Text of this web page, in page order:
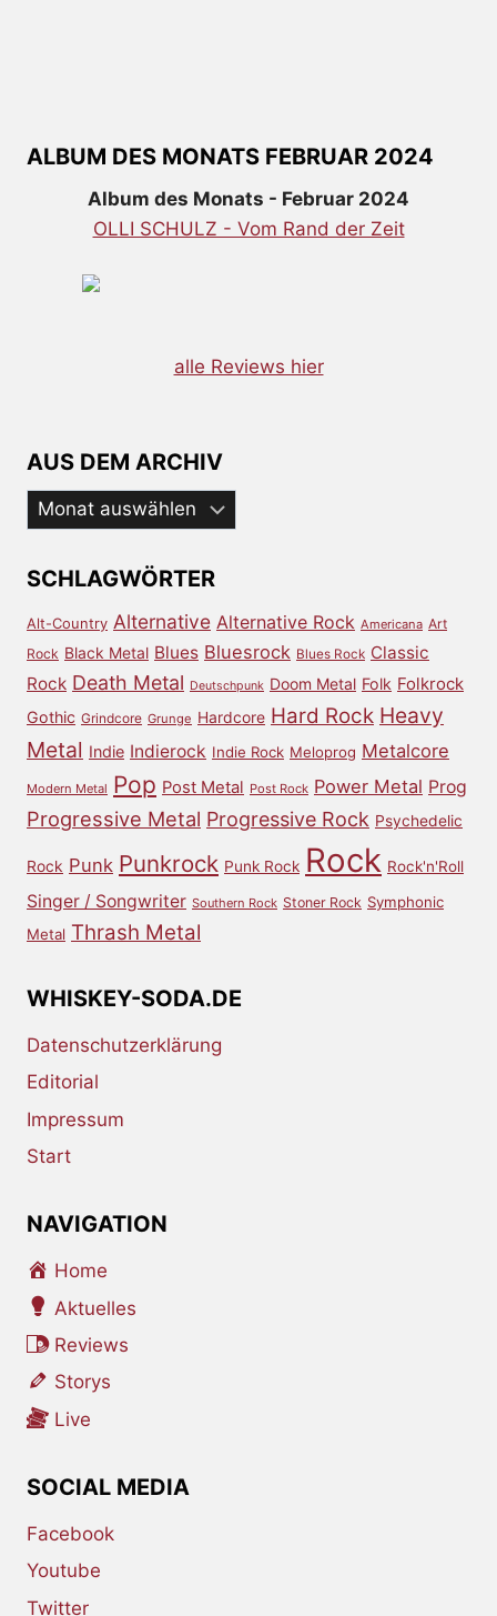
ALBUM DES MONATS FEBRUAR 2024
Album des Monats - Februar 2024
OLLI SCHULZ - Vom Rand der Zeit
alle Reviews hier
AUS DEM ARCHIV
Aus
dem
SCHLAGWÖRTER
Alt-Country Alternative Alternative Rock Americana Art
Rock Black Metal Blues Bluesrock Blues Rock Classic
Rock Death Metal Deutschpunk Doom Metal Folk Folkrock
Gothic Grindcore Grunge Hardcore Hard Rock Heavy
Metal Indie Indierock Indie Rock Meloprog Metalcore
Modern Metal Pop Post Metal Post Rock Power Metal Prog
Progressive Metal Progressive Rock Psychedelic
Rock Punk Punkrock Punk Rock Rock Rock'n'Roll
Singer / Songwriter Southern Rock Stoner Rock Symphonic
Metal Thrash Metal
WHISKEY-SODA.DE
Datenschutzerklärung
Editorial
Impressum
Start
NAVIGATION
Home
Aktuelles
Reviews
Storys
Live
SOCIAL MEDIA
Facebook
Youtube
Twitter